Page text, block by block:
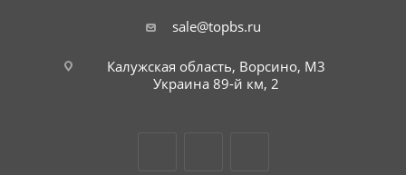
sale@topbs.ru
Калужская область, Ворсино, М3
Украина 89-й км, 2